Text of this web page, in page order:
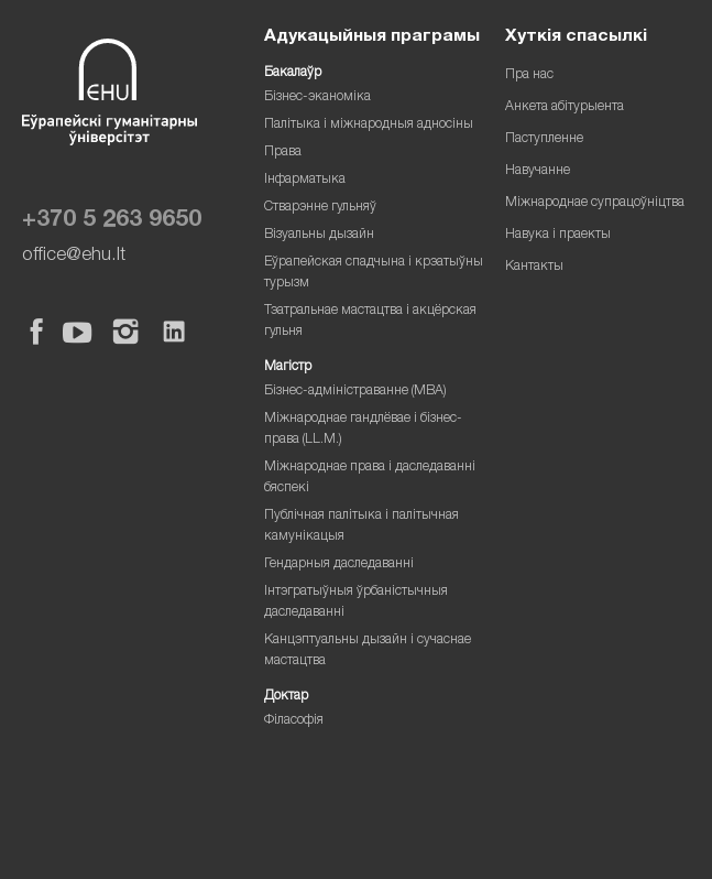
+370 5 263 9650
office@ehu.lt
Адукацыйныя праграмы
Бакалаўр
Бізнес-эканоміка
Палітыка і міжнародныя адносіны
Права
Інфарматыка
Стварэнне гульняў
Візуальны дызайн
Еўрапейская спадчына і крэатыўны
турызм
Тэатральнае мастацтва і акцёрская
гульня
Магістр
Бізнес-адміністраванне (MBA)
Міжнароднае гандлёвае і бізнес-
права (LL.M.)
Міжнароднае права і даследаванні
бяспекі
Публічная палітыка і палітычная
камунікацыя
Гендарныя даследаванні
Інтэгратыўныя ўрбаністычныя
даследаванні
Канцэптуальны дызайн і сучаснае
мастацтва
Доктар
Філасофія
Хуткія спасылкі
Пра нас
Анкета абітурыента
Паступленне
Навучанне
Міжнароднае супрацоўніцтва
Навука і праекты
Кантакты